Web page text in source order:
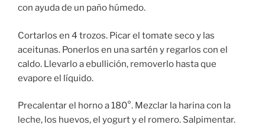
con ayuda de un paño húmedo.
Cortarlos en 4 trozos. Picar el tomate seco y las
aceitunas. Ponerlos en una sartén y regarlos con el
caldo. Llevarlo a ebullición, removerlo hasta que
evapore el líquido.
Precalentar el horno a 180°. Mezclar la harina con la
leche, los huevos, el yogurt y el romero. Salpimentar.